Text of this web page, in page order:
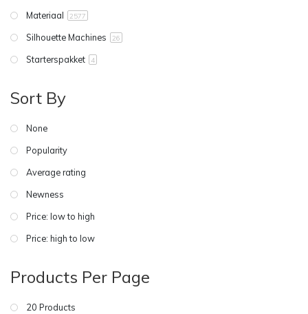
Materiaal
2577
Silhouette Machines 26
Starterspakket 4
Sort By
None
Popularity
Average rating
Newness
Price: low to high
Price: high to low
Products Per Page
20 Products